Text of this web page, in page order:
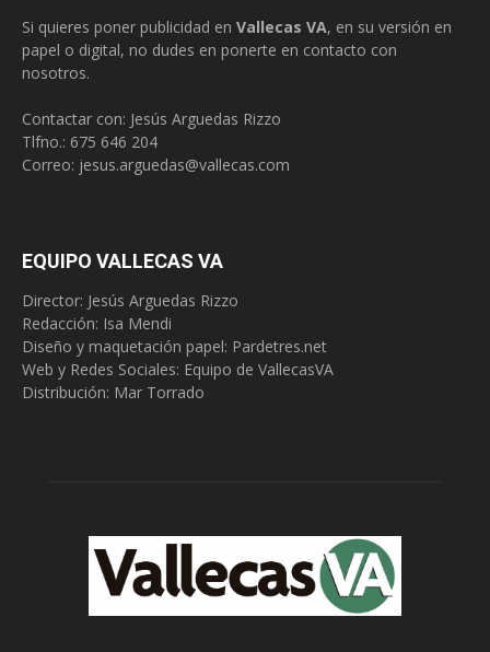
Si quieres poner publicidad en Vallecas VA, en su versión en
papel o digital, no dudes en ponerte en contacto con
nosotros.
Contactar con: Jesús Arguedas Rizzo
Tlfno.: 675 646 204
Correo: jesus.arguedas@vallecas.com
EQUIPO VALLECAS VA
Director: Jesús Arguedas Rizzo
Redacción: Isa Mendi
Diseño y maquetación papel: Pardetres.net
Web y Redes Sociales: Equipo de VallecasVA
Distribución: Mar Torrado